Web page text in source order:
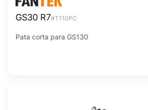
GS30 R7#T110PC
Pata corta para GS130